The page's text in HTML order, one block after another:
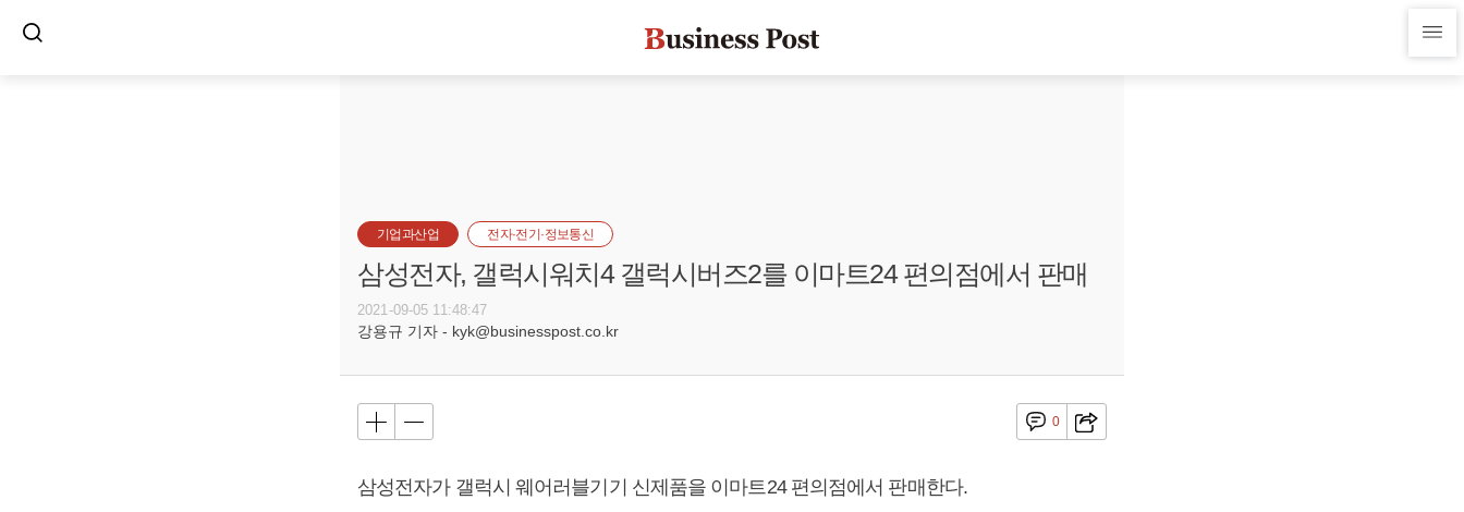
기업과산업 전자·전기·정보통신
삼성전자, 갤럭시워치4 갤럭시버즈2를 이마트24 편의점에서 판매
2021-09-05 11:48:47
강용규 기자 - kyk@businesspost.co.kr
0
삼성전자가 갤럭시 웨어러블기기 신제품을 이마트24 편의점에서 판매한다.